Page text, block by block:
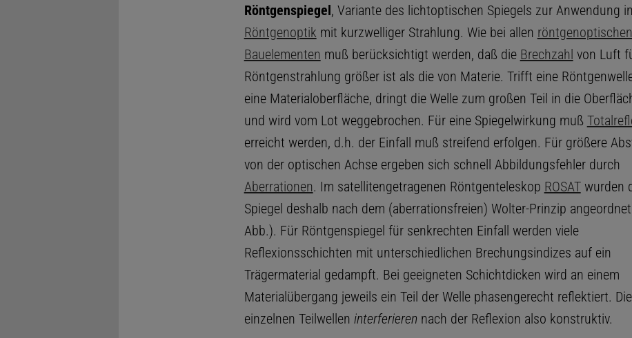
Röntgenspiegel, Variante des lichtoptischen Spiegels zur Anwendung
Röntgenoptik mit kurzwelliger Strahlung. Wie bei allen röntgenoptischen
Bauelementen muß berücksichtigt werden, daß die Brechzahl von Luft
Röntgenstrahlung größer ist als die von Materie. Trifft eine
eine Materialoberfläche, dringt die Welle zum großen Teil in die
und wird vom Lot weggebrochen. Für eine Spiegelwirkung muß
erreicht werden, d.h. der Einfall muß streifend erfolgen. Für größere
von der optischen Achse ergeben sich schnell Abbildungsfehler durch
Aberrationen. Im satellitengetragenen Röntgenteleskop ROSATwurden
Spiegel deshalb nach dem (aberrationsfreien) Wolter-Prinzip
Abb.). Für Röntgenspiegel für senkrechten Einfall werden viele
Reflexionsschichten mit unterschiedlichen Brechungsindizes auf ein
Trägermaterial gedampft. Bei geeigneten Schichtdicken wird an einem
Materialübergang jeweils ein Teil der Welle phasengerecht reflektiert. Die
einzelnen Teilwellen interferieren nach der Reflexion also konstruktiv.